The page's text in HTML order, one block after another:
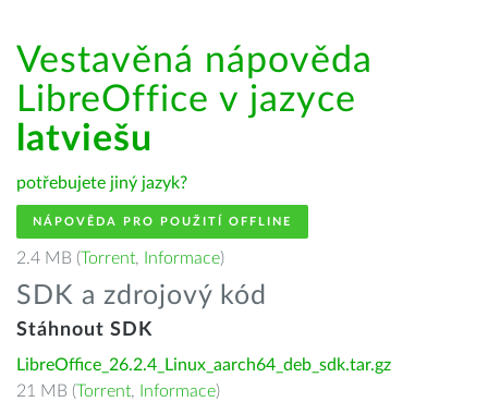
Vestavěná nápověda
LibreOffice v jazyce
latviešu
potřebujete jiný jazyk?
NÁPOVĚDA PRO POUŽITÍ OFFLINE
2.4 MB (Torrent, Informace)
SDK a zdrojový kód
Stáhnout SDK
LibreOffice_26.2.4_Linux_aarch64_deb_sdk.tar.gz
21 MB (Torrent, Informace)